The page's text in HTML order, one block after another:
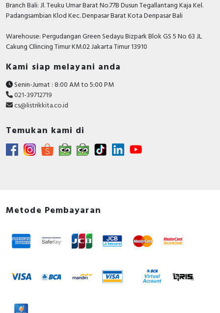
Branch Bali: Jl. Teuku Umar Barat No.77B Dusun Tegallantang Kaja Kel.
Padangsambian Klod Kec. Denpasar Barat Kota Denpasar Bali
Warehouse: Pergudangan Green Sedayu Bizpark Blok GS 5 No 63 JL
Cakung CIlincing Timur KM.02 Jakarta Timur 13910
Kami siap melayani anda
Senin-Jumat : 8:00 AM to 5:00 PM
021-39712719
cs@listrikkita.co.id
Temukan kami di
Metode Pembayaran